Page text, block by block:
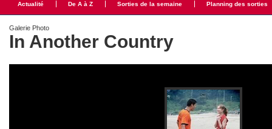
Actualité De A à Z Sorties de la semaine Planning des sorties
Galerie Photo
In Another Country